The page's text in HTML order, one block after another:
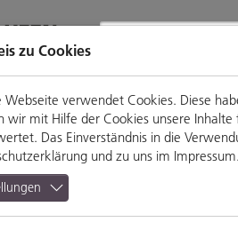
zu Cookies
Webseite verwendet Cookies. Diese
wir mit Hilfe der Cookies unsere
Das Einverständnis in die
und zu uns im Impressum.